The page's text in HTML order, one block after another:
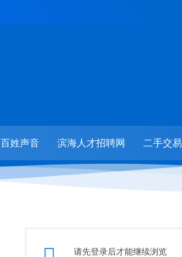
百姓声音 滨海人才招聘网 二手交易
请先登录后才能继续浏览